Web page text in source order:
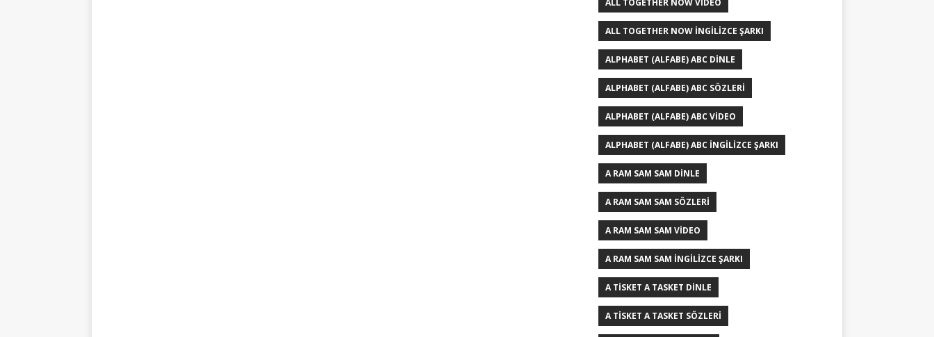
ALL TOGETHER NOW İNGILIZCE ŞARKI
ALPHABET (ALFABE) ABC DINLE
ALPHABET (ALFABE) ABC SÖZLERI
ALPHABET (ALFABE) ABC VIDEO
ALPHABET (ALFABE) ABC İNGILIZCE ŞARKI
A RAM SAM SAM DINLE
A RAM SAM SAM SÖZLERI
A RAM SAM SAM VIDEO
A RAM SAM SAM İNGILIZCE ŞARKI
A TISKET A TASKET DINLE
A TISKET A TASKET SÖZLERI